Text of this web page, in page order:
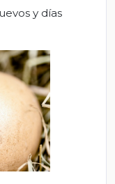
y días